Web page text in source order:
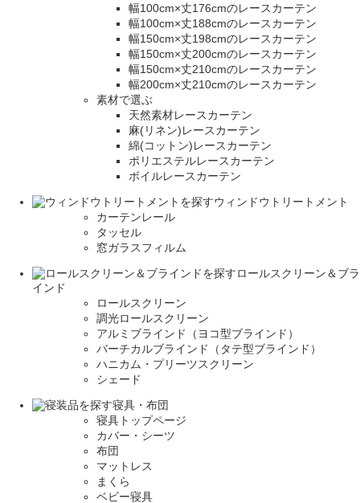
幅100cm×丈176cmのレースカーテン
幅100cm×丈188cmのレースカーテン
幅150cm×丈198cmのレースカーテン
幅150cm×丈200cmのレースカーテン
幅150cm×丈210cmのレースカーテン
幅200cm×丈210cmのレースカーテン
素材で選ぶ
天然素材レースカーテン
麻(リネン)レースカーテン
綿(コットン)レースカーテン
ポリエステルレースカーテン
ボイルレースカーテン
ウィンドウトリートメント
カーテンレール
タッセル
窓ガラスフィルム
ロールスクリーン＆ブラ
インド
ロールスクリーン
調光ロールスクリーン
アルミブラインド（ヨコ型ブラインド）
バーチカルブラインド（タテ型ブラインド）
ハニカム・プリーツスクリーン
シェード
寝具・布団
寝具トップページ
カバー・シーツ
布団
マットレス
まくら
ベビー寝具